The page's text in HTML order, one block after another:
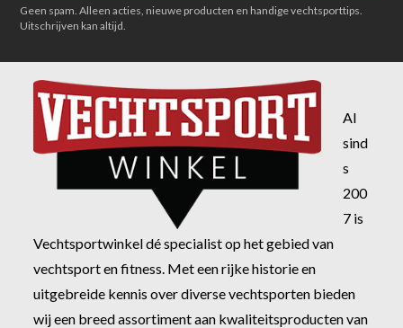
Geen spam. Alleen acties, nieuwe producten en handige vechtsporttips.
Uitschrijven kan altijd.
Al
sind
s
200
7 is
Vechtsportwinkel dé specialist op het gebied van
vechtsport en fitness. Met een rijke historie en
uitgebreide kennis over diverse vechtsporten bieden
wij een breed assortiment aan kwaliteitsproducten van